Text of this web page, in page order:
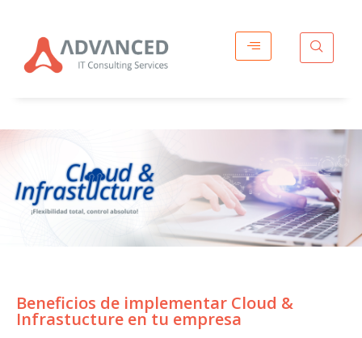
Beneficios de implementar Cloud &
Infrastucture en tu empresa